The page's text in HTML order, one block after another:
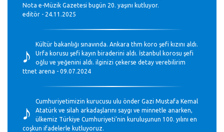
Nota e-Müzik Gazetesi bugün 20. yaşını kutluyor.
editör - 24.11.2025
♪
Kültür bakanlığı sınavında. Ankara thm koro şefi kızını aldı.
Urfa korusu şefi kayın biraderini aldı. İstanbul korosu şefi
oğlu ve yeğenini aldı. ilginizi çekerse detay verebilirim
ttnet arena - 09.07.2024
♪
Cumhuriyetimizin kurucusu ulu önder Gazi Mustafa Kemal
Atatürk ve silah arkadaşlarını saygı ve minnetle anarken,
ülkemiz Türkiye Cumhuriyeti’nin kuruluşunun 100. yılını en
coşkun ifadelerle kutluyoruz.